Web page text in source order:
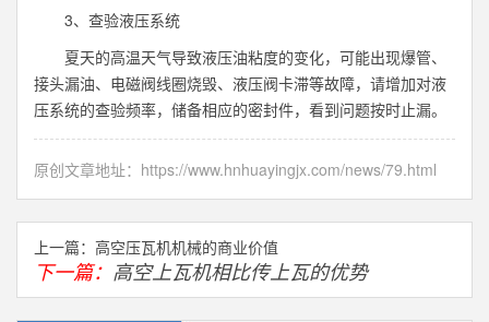
3、查验液压系统
夏天的高温天气导致液压油粘度的变化，可能出现爆管、
接头漏油、电磁阀线圈烧毁、液压阀卡滞等故障，请增加对液
压系统的查验频率，储备相应的密封件，看到问题按时止漏。
原创文章地址： https://www.hnhuayingjx.com/news/79.html
上一篇：​ 高空压瓦机机械的商业价值
下一篇： 高空上瓦机相比传上瓦的优势